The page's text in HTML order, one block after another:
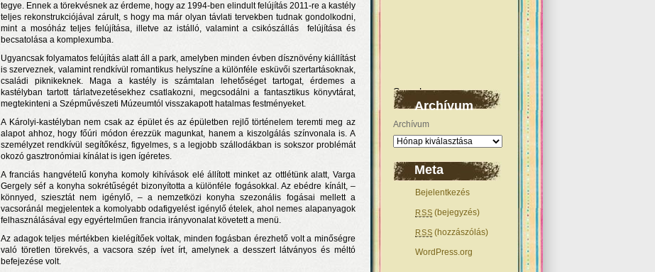
Archívum
Archívum
Meta
Bejelentkezés
RSS (bejegyzés)
RSS (hozzászólás)
WordPress.org
tegye. Ennek a törekvésnek az érdeme, hogy az 1994-ben elindult felújítás 2011-re a kastély
teljes rekonstrukciójával zárult, s hogy ma már olyan távlati tervekben tudnak gondolkodni,
mint a mosóház teljes felújítása, illetve az istálló, valamint a csikószállás felújítása és
becsatolása a komplexumba.
Ugyancsak folyamatos felújítás alatt áll a park, amelyben minden évben dísznövény kiállítást
is szerveznek, valamint rendkívül romantikus helyszíne a különféle esküvői szertartásoknak,
családi piknikeknek. Maga a kastély is számtalan lehetőséget tartogat, érdemes a
kastélyban tartott tárlatvezetésekhez csatlakozni, megcsodálni a fantasztikus könyvtárat,
megtekinteni a Szépművészeti Múzeumtól visszakapott hatalmas festményeket.
A Károlyi-kastélyban nem csak az épület és az épületben rejlő történelem teremti meg az
alapot ahhoz, hogy főúri módon érezzük magunkat, hanem a kiszolgálás színvonala is. A
személyzet rendkívül segítőkész, figyelmes, s a legjobb szállodákban is sokszor problémát
okozó gasztronómiai kínálat is igen ígéretes.
A franciás hangvételű konyha komoly kihívások elé állított minket az ottlétünk alatt, Varga
Gergely séf a konyha sokrétűségét bizonyította a különféle fogásokkal. Az ebédre kínált, –
könnyed, sziesztát nem igénylő, – a nemzetközi konyha szezonális fogásai mellett a
vacsoránál megjelentek a komolyabb odafigyelést igénylő ételek, ahol nemes alapanyagok
felhasználásával egy egyértelműen francia irányvonalat követett a menü.
Az adagok teljes mértékben kielégítőek voltak, minden fogásban érezhető volt a minőségre
való töretlen törekvés, a vacsora szép ívet írt, amelynek a desszert látványos és méltó
befejezése volt.